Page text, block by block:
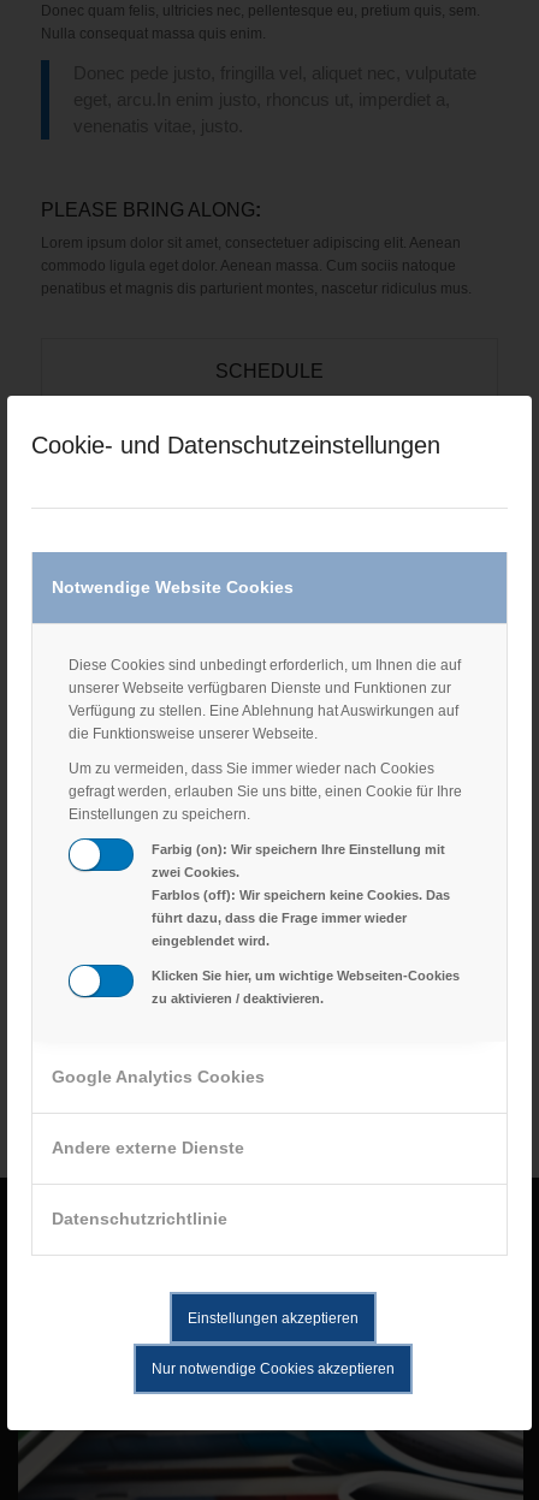
Cookie- und Datenschutzeinstellungen
Notwendige Website Cookies
Diese Cookies sind unbedingt erforderlich, um Ihnen die auf
unserer Webseite verfügbaren Dienste und Funktionen zur
Verfügung zu stellen. Eine Ablehnung hat Auswirkungen auf
die Funktionsweise unserer Webseite.
Um zu vermeiden, dass Sie immer wieder nach Cookies
gefragt werden, erlauben Sie uns bitte, einen Cookie für Ihre
Einstellungen zu speichern.
Farbig (on): Wir speichern Ihre Einstellung mit
zwei Cookies.
Farblos (off): Wir speichern keine Cookies. Das
führt dazu, dass die Frage immer wieder
eingeblendet wird.
Klicken Sie hier, um wichtige Webseiten-Cookies
zu aktivieren / deaktivieren.
Google Analytics Cookies
Andere externe Dienste
Datenschutzrichtlinie
Einstellungen akzeptieren
Nur notwendige Cookies akzeptieren
Donec quam felis, ultricies nec, pellentesque eu, pretium quis, sem.
Nulla consequat massa quis enim.
PLEASE BRING ALONG:
Lorem ipsum dolor sit amet, consectetuer adipiscing elit. Aenean
commodo ligula eget dolor. Aenean massa. Cum sociis natoque
penatibus et magnis dis parturient montes, nascetur ridiculus mus.
SCHEDULE
Monday
Tuesday
Thursday
From 8:00-9:00
SIGN UP
COACH
VANESSA PARADI